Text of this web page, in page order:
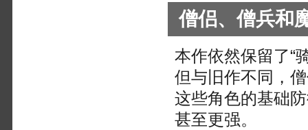
僧侣、僧兵和
本作依然保留了“
但与旧作不同，
这些角色的基础
甚至更强。